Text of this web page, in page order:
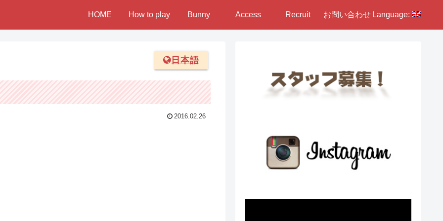
HOME How to play Bunny Access Recruit お問い合わせ Language:
日本語
2016.02.26